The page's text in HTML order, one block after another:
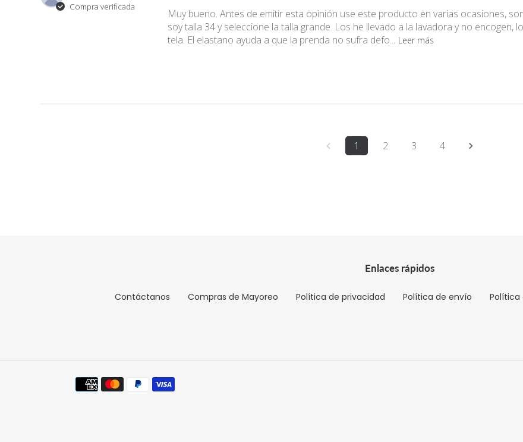
Compra verificada
Muy bueno. Antes de emitir esta opinión use este producto en varias ocasiones,
soy talla 34 y seleccione la talla grande. Los he llevado a la lavadora y no encogen,
tela. El elastano ayuda a que la prenda no sufra defo... Leer más
1 2 3 4
Enlaces rápidos
Contáctanos Compras de Mayoreo Política de privacidad Política de envío Política
Métodos
de